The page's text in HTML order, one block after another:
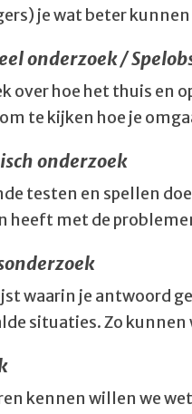
je wat beter
onderzoek /
over hoe het thuis en
te kijken hoe je
onderzoek
testen en spellen
heeft met de
waarin je antwoord
situaties. Zo
kennen willen we